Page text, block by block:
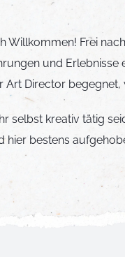
Willkommen! Frei
und
Art Director
selbst kreativ tätig
hier bestens